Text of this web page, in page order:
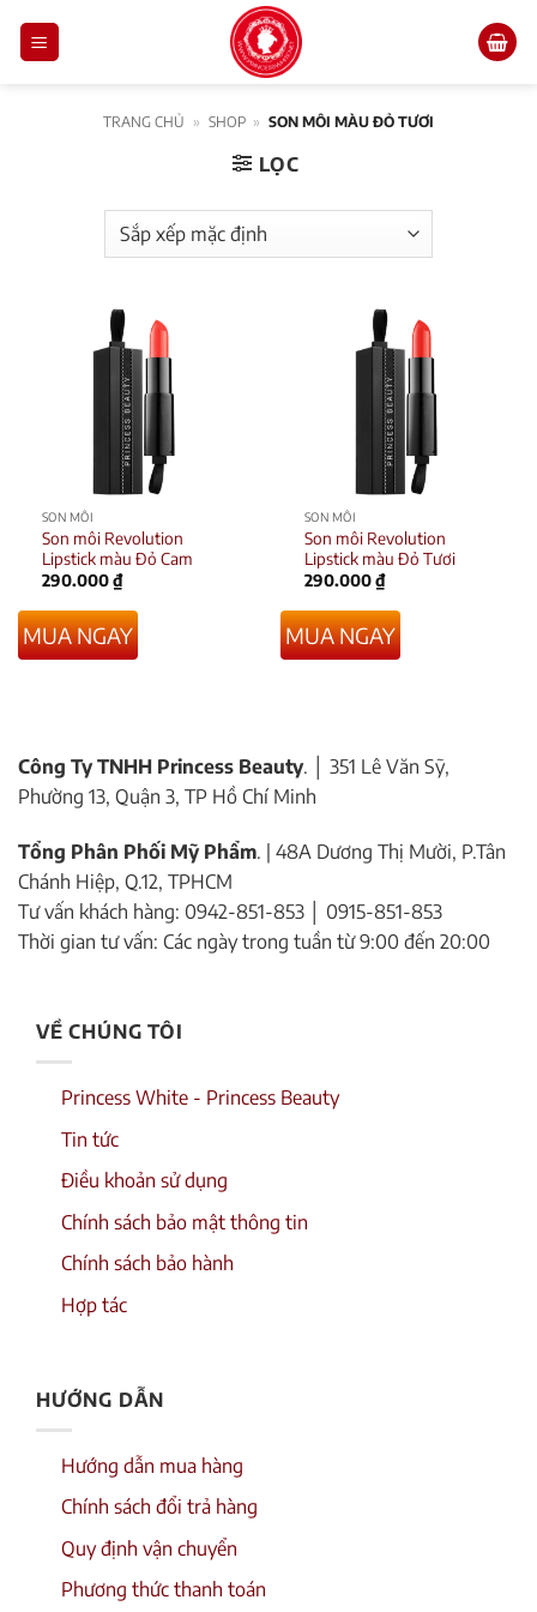
TRANG CHỦ » SHOP » SON MÔI MÀU ĐỎ TƯƠI
LỌC
SON MÔI
Son môi Revolution
Lipstick màu Đỏ Cam
290.000₫
MUA NGAY
SON MÔI
Son môi Revolution
Lipstick màu Đỏ Tươi
290.000₫
MUA NGAY
Công Ty TNHH Princess Beauty. │ 351 Lê Văn Sỹ,
Phường 13, Quận 3, TP Hồ Chí Minh
Tổng Phân Phối Mỹ Phẩm. | 48A Dương Thị Mười, P.Tân
Chánh Hiệp, Q.12, TPHCM
Tư vấn khách hàng: 0942-851-853 │ 0915-851-853
Thời gian tư vấn: Các ngày trong tuần từ 9:00 đến 20:00
VỀ CHÚNG TÔI
Princess White - Princess Beauty
Tin tức
Điều khoản sử dụng
Chính sách bảo mật thông tin
Chính sách bảo hành
Hợp tác
HƯỚNG DẪN
Hướng dẫn mua hàng
Chính sách đổi trả hàng
Quy định vận chuyển
Phương thức thanh toán